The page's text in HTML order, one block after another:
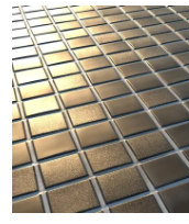
キレイになりました！
さくぞう 30代 女性